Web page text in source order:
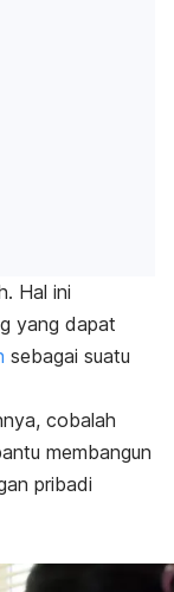
Hal ini
yang dapat
sebagai suatu
cobalah
membangun
pribadi